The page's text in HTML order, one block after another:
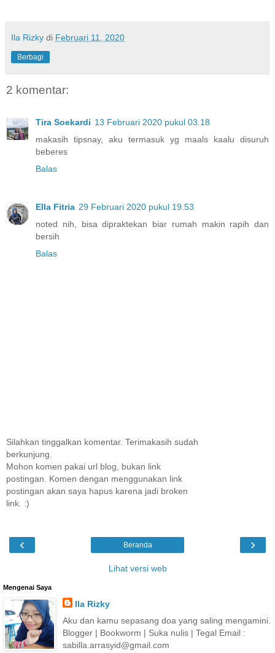
Ila Rizky di Februari 11, 2020
Berbagi
2 komentar:
Tira Soekardi 13 Februari 2020 pukul 03.18
makasih tipsnay, aku termasuk yg maals kaalu disuruh
beberes
Balas
Ella Fitria 29 Februari 2020 pukul 19.53
noted nih, bisa dipraktekan biar rumah makin rapih dan
bersih
Balas
Silahkan tinggalkan komentar. Terimakasih sudah
berkunjung.
Mohon komen pakai url blog, bukan link
postingan. Komen dengan menggunakan link
postingan akan saya hapus karena jadi broken
link. :)
‹ ›
Beranda
Lihat versi web
Mengenai Saya
Ila Rizky
Aku dan kamu sepasang doa yang saling mengamini.
Blogger | Bookworm | Suka nulis | Tegal Email :
sabilla.arrasyid@gmail.com